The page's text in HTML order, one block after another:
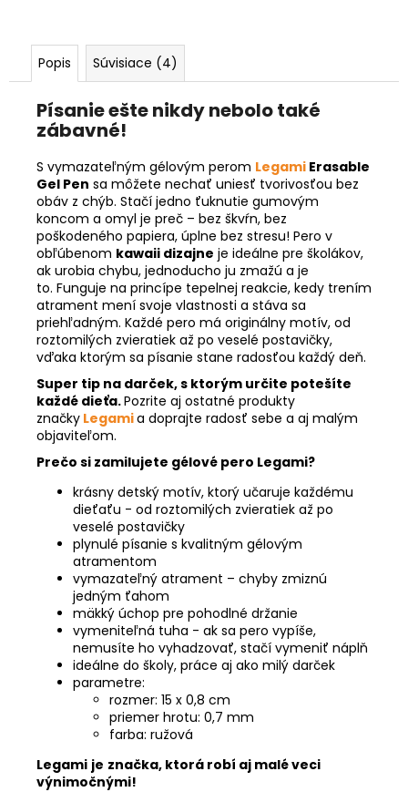
Popis Súvisiace (4)
Písanie ešte nikdy nebolo také
zábavné!
S vymazateľným gélovým perom Legami Erasable
Gel Pen sa môžete nechať uniesť tvorivosťou bez
obáv z chýb. Stačí jedno ťuknutie gumovým
koncom a omyl je preč – bez škvŕn, bez
poškodeného papiera, úplne bez stresu! Pero v
obľúbenom kawaii dizajne je ideálne pre školákov,
ak urobia chybu, jednoducho ju zmažú a je
to. Funguje na princípe tepelnej reakcie, kedy trením
atrament mení svoje vlastnosti a stáva sa
priehľadným. Každé pero má originálny motív, od
roztomilých zvieratiek až po veselé postavičky,
vďaka ktorým sa písanie stane radosťou každý deň.
Super tip na darček, s ktorým určite potešíte
každé dieťa.Pozrite aj ostatné produkty
značky Legamia doprajte radosť sebe a aj malým
objaviteľom.
Prečo si zamilujete gélové pero Legami?
krásny detský motív, ktorý učaruje každému
dieťaťu - od roztomilých zvieratiek až po
veselé postavičky
plynulé písanie s kvalitným gélovým
atramentom
vymazateľný atrament – chyby zmiznú
jedným ťahom
mäkký úchop pre pohodlné držanie
vymeniteľná tuha - ak sa pero vypíše,
nemusíte ho vyhadzovať, stačí vymeniť náplň
ideálne do školy, práce aj ako milý darček
parametre:
rozmer: 15 x 0,8 cm
priemer hrotu: 0,7 mm
farba: ružová
Legami je značka, ktorá robí aj malé veci
výnimočnými!